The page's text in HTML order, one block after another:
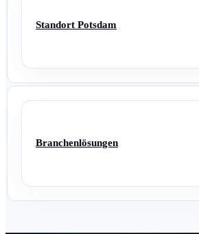
Standort Potsdam
Branchenlösungen